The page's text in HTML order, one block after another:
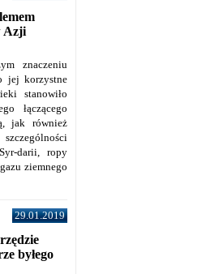
Azji
znaczeniu
jej korzystne
stanowiło
łączącego
jak również
darii, ropy
ziemnego
29.01.2019
byłego